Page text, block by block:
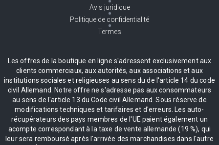
Avis juridique
Politique de confidentialité
Termes
Les offres de la boutique en ligne s'adressent exclusivement aux
clients commerciaux, aux autorités, aux associations et aux
institutions sociales et religieuses au sens du de l'article 14 du code
civil Allemand. Notre offre ne s'adresse pas aux consommateurs
au sens de l'article 13 du Code civil Allemand. Sous réserve de
modifications techniques et tarifaires et d'erreurs. Les auto-
récupérateurs des pays membres de l'UE paient également un
acompte correspondant à la taxe de vente allemande (19 %), qui
leur sera remboursé après l'arrivée des marchandises dans l'autre